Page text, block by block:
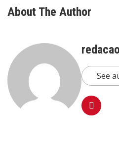
About The Author
See